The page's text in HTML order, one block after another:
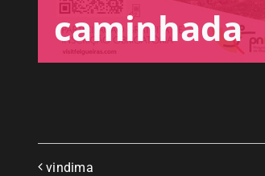
caminhada
vindima